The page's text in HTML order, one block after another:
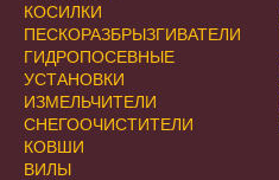
КОСИЛКИ
ПЕСКОРАЗБРЫЗГИВАТЕЛИ
ГИДРОПОСЕВНЫЕ
УСТАНОВКИ
ИЗМЕЛЬЧИТЕЛИ
СНЕГООЧИСТИТЕЛИ
КОВШИ
ВИЛЫ